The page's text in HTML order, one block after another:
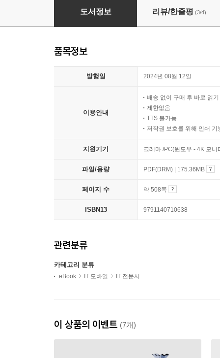
2025 시나공 퀵이지 컴퓨터활용능력 1급 필기
도서정보 리뷰/한줄평 (3/4)
품목정보
발행일 2024년 08월 12일
이용안내
배송 없이 구매 후 바로 읽기
제한없음
TTS 불가능
저작권 보호를 위해 인쇄 기
지원기기 크레마 /PC(윈도우 - 4K 모
파일/용량 PDF(DRM) | 175.36MB
페이지 수 약 508쪽
ISBN13 9791140710638
관련분류
카테고리 분류
eBook IT 모바일 IT 전문서
이 상품의 이벤트 (7개)